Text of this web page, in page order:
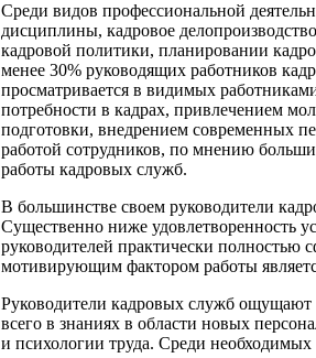
Среди видов профессиональной
дисциплины, кадровое
кадровой политики, планировании
менее 30% руководящих работников
просматривается в видимых
потребности в кадрах, привлечением
подготовки, внедрением современных
работой сотрудников, по мнению
работы кадровых служб.
В большинстве своем руководители
Существенно ниже удовлетворенность
руководителей практически
мотивирующим фактором работы
Руководители кадровых служб
всего в знаниях в области новых
и психологии труда. Среди